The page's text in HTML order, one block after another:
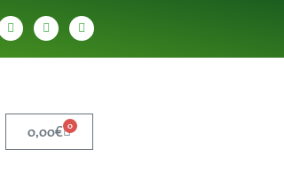
T
e
l
e
Y
o
u
t
T
i
k
t
0,00€ 0
Carrito